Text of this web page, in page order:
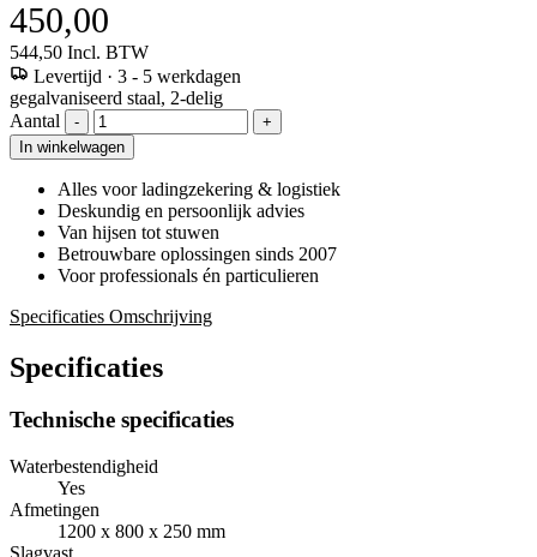
450,00
544,50 Incl. BTW
Levertijd · 3 - 5 werkdagen
gegalvaniseerd staal, 2-delig
Aantal
-
+
In winkelwagen
Alles voor ladingzekering & logistiek
Deskundig en persoonlijk advies
Van hijsen tot stuwen
Betrouwbare oplossingen sinds 2007
Voor professionals én particulieren
Specificaties Omschrijving
Specificaties
Technische specificaties
Waterbestendigheid
Yes
Afmetingen
1200 x 800 x 250 mm